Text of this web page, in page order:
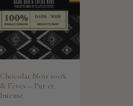
Chocolat Noir 100%
& Fèves – Pur et
Intense